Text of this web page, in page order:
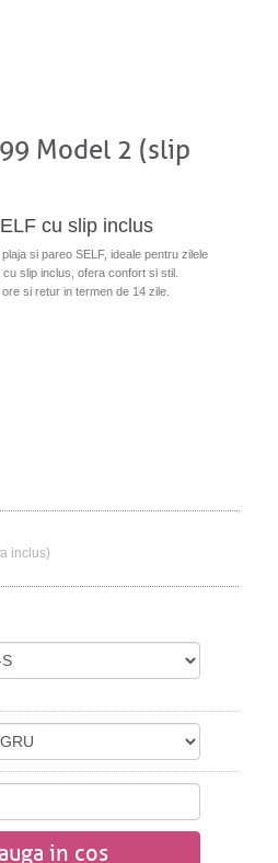
Model 2 (slip
cu slip inclus
si pareo SELF, ideale pentru zilele
slip inclus, ofera confort si stil.
si retur in termen de 14 zile.
inclus)
in cos